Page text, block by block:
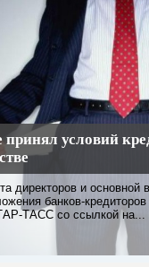
условий
директоров и
банков-
ТАСС со ссылкой на...